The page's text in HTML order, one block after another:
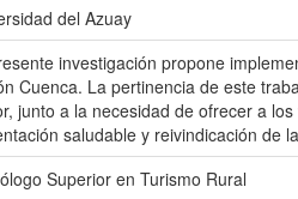
del Azuay
investigación propone
Cuenca. La pertinencia de este
junto a la necesidad de ofrecer a
saludable y reivindicación de
Superior en Turismo Rural